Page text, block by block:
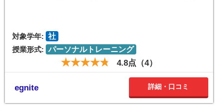
対象学年: 社
授業形式: パーソナルトレーニング
4.8点（4）
egnite 詳細・口コミ